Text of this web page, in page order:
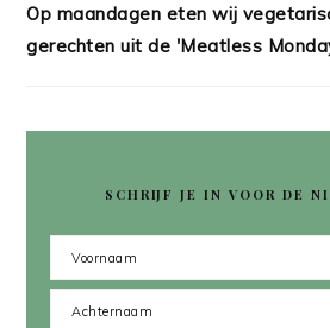
Op maandagen eten wij
gerechten uit de 'Meatless
SCHRIJF JE IN VOOR DE